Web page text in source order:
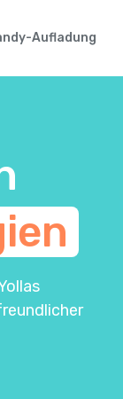
Aufladung